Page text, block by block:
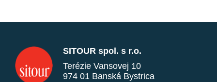
SITOUR spol. s r.o.
Terézie Vansovej 10
974 01 Banská Bystrica